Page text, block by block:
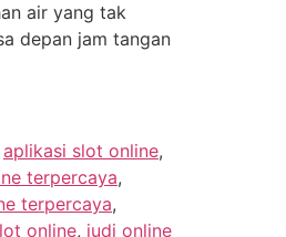
air yang tak
depan jam tangan
aplikasi slot online,
terpercaya,
terpercaya,
online, judi online